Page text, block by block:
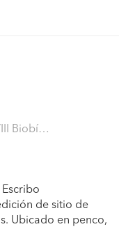
de sitio de
Ubicado en penco,